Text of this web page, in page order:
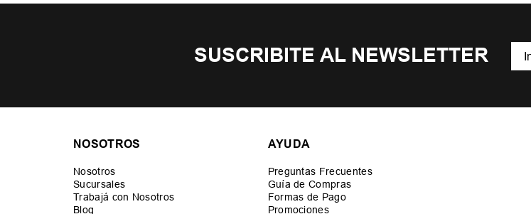
SUSCRIBITE AL NEWSLETTER
NOSOTROS
Nosotros
Sucursales
Trabajá con Nosotros
Blog
AYUDA
Preguntas Frecuentes
Guía de Compras
Formas de Pago
Promociones